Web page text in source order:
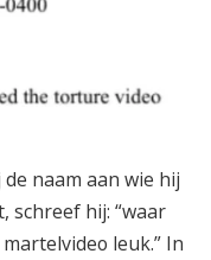
naam aan wie hij
schreef hij: “waar
leuk.” In